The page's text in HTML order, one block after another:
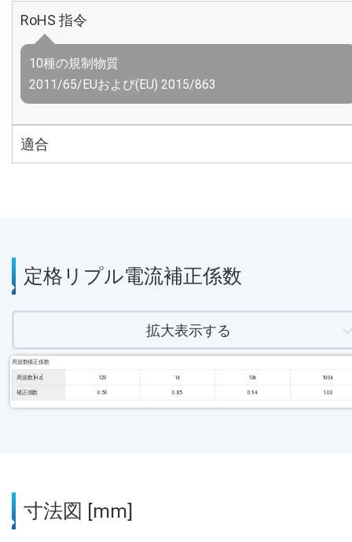
RoHS 指令
10種の規制物質
2011/65/EUおよび(EU) 2015/863
適合
定格リプル電流補正係数
拡大表示する
周波数補正係数
周波数 [Hz] 120 1k 10k 100k
補正係数 0.50 0.85 0.94 1.00
寸法図 [mm]